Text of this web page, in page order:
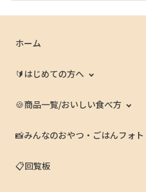
ホーム
🔰はじめての方へ
🍪商品一覧/おいしい食べ方
📸みんなのおやつ・ごはんフォト
📋回覧板